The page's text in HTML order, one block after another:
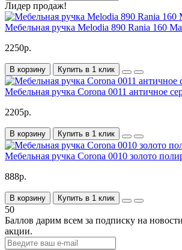
Лидер продаж!
Мебельная ручка Melodia 890 Rania 160
2250р.
В корзину Купить в 1 клик
Мебельная ручка Corona 0011 античное
2205р.
В корзину Купить в 1 клик
Мебельная ручка Corona 0010 золото
888р.
В корзину Купить в 1 клик
50
Баллов дарим всем за подписку на
акции.